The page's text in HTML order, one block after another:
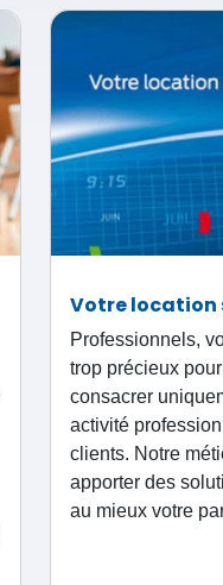
Votre location
Professionnels,
trop précieux
consacrer
activité
clients. Notre
apporter des
au mieux votre